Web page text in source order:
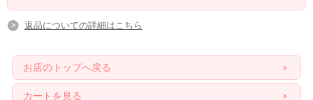
返品についての詳細はこちら
お店のトップへ戻る
カートを見る